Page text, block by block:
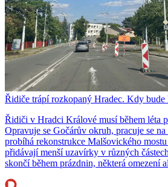
Řidiče trápí rozkopaný Hradec. Kdy bude
Řidiči v Hradci Králové musí během léta
Opravuje se Gočárův okruh, pracuje se
probíhá rekonstrukce Malšovického
přidávají menší uzavírky v různých
skončí během prázdnin, některá omezení